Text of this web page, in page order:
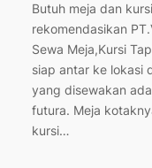
Butuh meja dan
rekomendasikan
Sewa Meja,Kursi
siap antar ke lokasi
yang disewakan
futura. Meja
kursi…